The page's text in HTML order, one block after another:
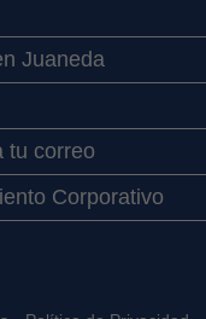
Juaneda
tu correo
Corporativo